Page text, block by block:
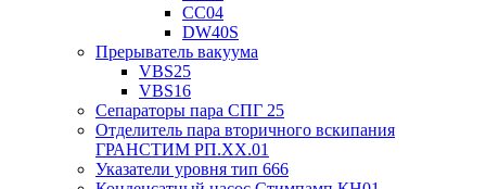
СС04
DW40S
Прерыватель вакуума
VBS25
VBS16
Сепараторы пара СПГ 25
Отделитель пара вторичного вскипания
ГРАНСТИМ РП.XX.01
Указатели уровня тип 666